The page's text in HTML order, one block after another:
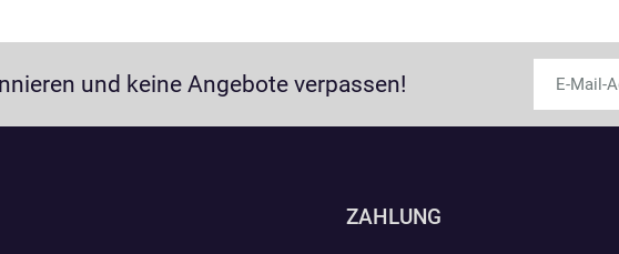
und keine Angebote verpassen!
ZAHLUNG